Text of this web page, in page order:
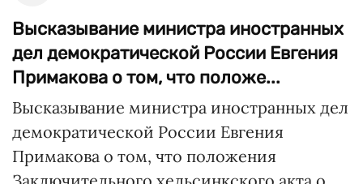
Высказывание министра иностранных
дел демократической России Евгения
Примакова о том, что положе...
Высказывание министра иностранных дел
демократической России Евгения
Примакова о том, что положения